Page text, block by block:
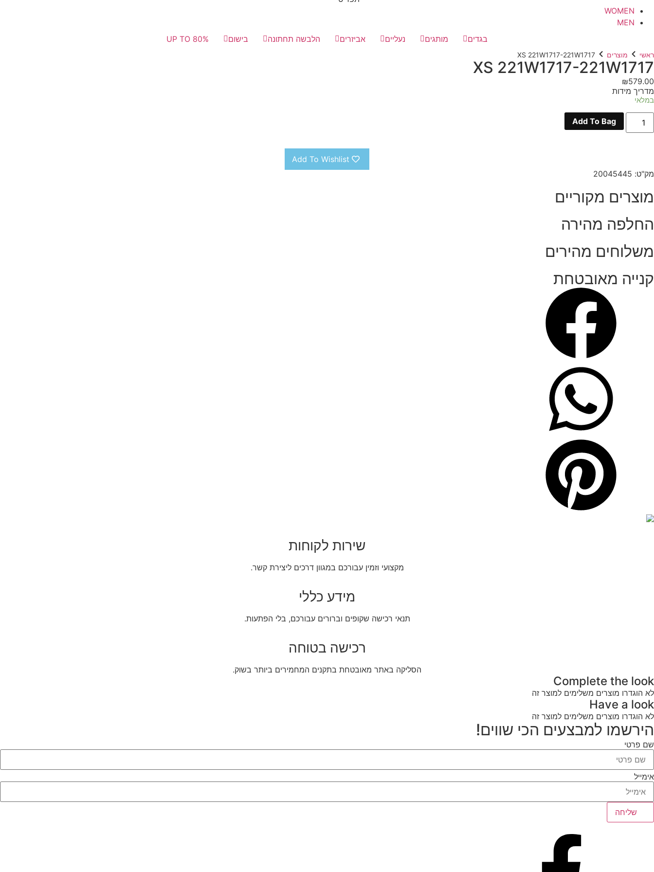
WOMEN
MEN
בגדים
מותגים נעליים אביזרים הלבשה תחתונה בישום UP TO 80%
ראשי מוצרים XS 221W1717-221W1717
XS 221W1717-221W1717
₪579.00
מדריך מידות
במלאי
כמות
XS
Add To Bag
Add To Wishlist
מק"ט: 20045445
מוצרים מקוריים
החלפה מהירה
משלוחים מהירים
קנייה מאובטחת
שירות לקוחות
מקצועי וזמין עבורכם במגוון דרכים ליצירת קשר.
מידע כללי
תנאי רכישה שקופים וברורים עבורכם, בלי הפתעות.
רכישה בטוחה
הסליקה באתר מאובטחת בתקנים המחמירים ביותר בשוק.
Complete the look
לא הוגדרו מוצרים משלימים למוצר זה
Have a look
לא הוגדרו מוצרים משלימים למוצר זה
הירשמו למבצעים הכי שווים!
שם פרטי
אימייל
שליחה